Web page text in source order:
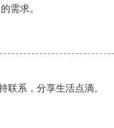
需求。
联系，分享生活点滴。